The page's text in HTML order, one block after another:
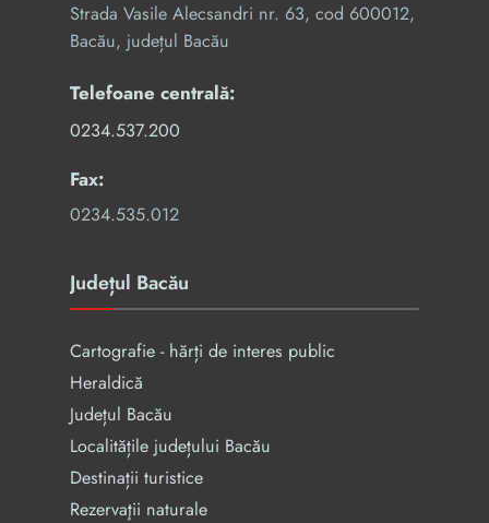
Strada Vasile Alecsandri nr. 63, cod 600012,
Bacău, județul Bacău
Telefoane centrală:
0234.537.200
Fax:
0234.535.012
Județul Bacău
Cartografie - hărți de interes public
Heraldică
Județul Bacău
Localitățile județului Bacău
Destinații turistice
Rezervaţii naturale